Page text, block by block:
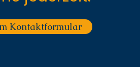
Kontaktformular